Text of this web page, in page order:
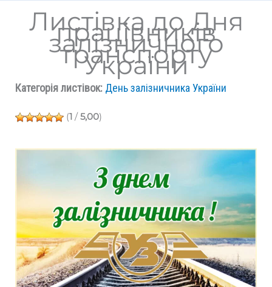
Листівка до Дня
працівників
залізничного
транспорту
України
Категорія листівок: День залізничника України
(1 / 5,00)